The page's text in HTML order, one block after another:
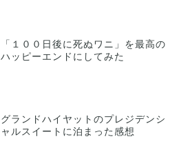
「１００日後に死ぬワニ」を最高の
ハッピーエンドにしてみた
グランドハイヤットのプレジデンシ
ャルスイートに泊まった感想